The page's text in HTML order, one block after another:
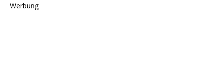
Werbung